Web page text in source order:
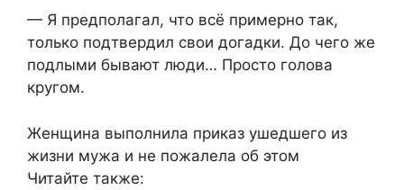
— Я предполагал, что всё примерно так,
только подтвердил свои догадки. До чего же
подлыми бывают люди… Просто голова
кругом.
Женщина выполнила приказ ушедшего из
жизни мужа и не пожалела об этом
Читайте также: